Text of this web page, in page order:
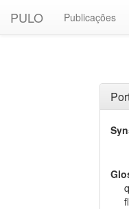
PULO Publicações